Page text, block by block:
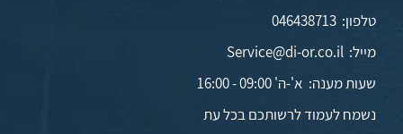
טלפון:046438713
מייל:Service@di-or.co.il
שעות מענה: א'-ה' 09:00 - 16:00
נשמח לעמוד לרשותכם בכל עת